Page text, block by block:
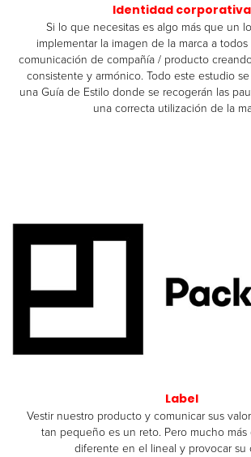
Identidad corporativa
Si lo que necesitas es algo más que un
implementar la imagen de la marca a
comunicación de compañía / producto
consistente y armónico. Todo este estudio
una Guía de Estilo donde se recogerán las
una correcta utilización de la
Label
Vestir nuestro producto y comunicar sus
tan pequeño es un reto. Pero mucho más
diferente en el lineal y provocar su